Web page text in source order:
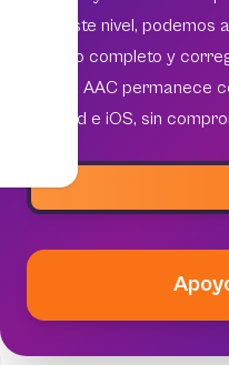
Con este nivel, podemos
técnico completo y
Pictalk AAC permanece
Android e iOS, sin